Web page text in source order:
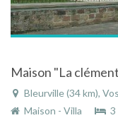
Bleurville (34 km),
Maison - Villa
3